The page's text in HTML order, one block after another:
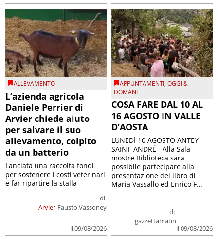
ALLEVAMENTO
L’azienda agricola
Daniele Perrier di
Arvier chiede aiuto
per salvare il suo
allevamento, colpito
da un batterio
Arvier
di
Fausto Vassoney
il 09/08/2026
Lanciata una raccolta fondi
per sostenere i costi veterinari
e far ripartire la stalla
APPUNTAMENTI,OGGI &
DOMANI
COSA FARE DAL 10 AL
16 AGOSTO IN VALLE
D’AOSTA
di
gazzettamatin
il 09/08/2026
LUNEDÌ 10 AGOSTO ANTEY-
SAINT-ANDRÉ - Alla Sala
mostre Biblioteca sarà
possibile partecipare alla
presentazione del libro di
Maria Vassallo ed Enrico F...